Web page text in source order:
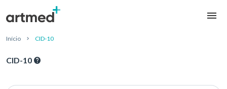
Início CID-10
CID-10